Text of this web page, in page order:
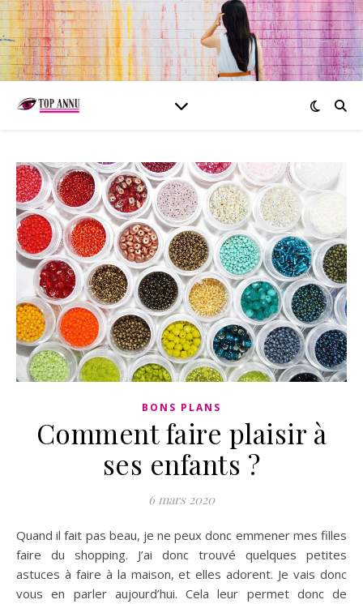
BONS PLANS
Comment faire plaisir à
ses enfants ?
6 mars 2020
Quand il fait pas beau, je ne peux donc emmener mes filles
faire du shopping. J’ai donc trouvé quelques petites
astuces à faire à la maison, et elles adorent. Je vais donc
vous en parler aujourd’hui. Cela leur permet donc de